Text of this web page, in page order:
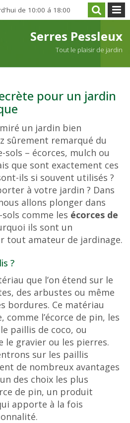
de 10:00 á 18:00
Serres Pessleux
Tout le plaisir de jardin
pour un jardin
un jardin bien
sûrement remarqué du
sols – écorces, mulch ou
que sont exactement ces
ils si souvent utilisés ?
à votre jardin ? Dans
allons plonger dans
comme les écorces de
ils sont un
tout amateur de jardinage.
?
que l’on étend sur le
des arbustes ou même
bordures. Ce matériau
l’écorce de pin, les
paillis de coco, ou
le gravier ou les pierres.
sur les paillis
de nombreux avantages
des choix les plus
de pin, un produit
apporte à la fois